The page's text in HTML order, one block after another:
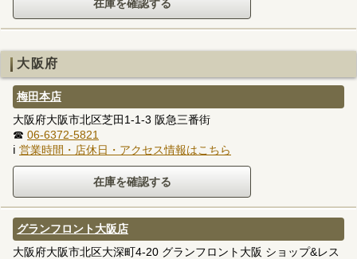
大阪府
梅田本店
大阪府大阪市北区芝田1-1-3 阪急三番街
☎ 06-6372-5821
ℹ 営業時間・店休日・アクセス情報はこちら
グランフロント大阪店
大阪府大阪市北区大深町4-20 グランフロント大阪 ショップ&レス